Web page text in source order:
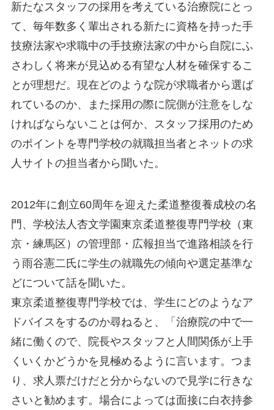
新たなスタッフの採用を考えている治療院にとっ
て、毎年数多く輩出される新たに資格を持った手
技療法家や求職中の手技療法家の中から自院にふ
さわしく将来が見込める有望な人材を確保するこ
とが理想だ。現在どのような院が求職者から選ば
れているのか、また採用の際に院側が注意をしな
ければならないことは何か、スタッフ採用のため
のポイントを専門学校の就職担当者とネットの求
人サイトの担当者から聞いた。
2012年に創立60周年を迎えた柔道整復養成校の名
門、学校法人杏文学園東京柔道整復専門学校（東
京・練馬区）の管理部・広報担当で進路相談を行
う雨谷憲二氏に学生の就職先の傾向や選定基準な
どについて話を聞いた。
東京柔道整復専門学校では、学生にどのようなア
ドバイスをするのか尋ねると、「治療院の中で一
緒に働くので、院長やスタッフと人間関係が上手
くいくかどうかを見極めるように言います。つま
り、求人票だけだと分からないので見学に行きな
さいと勧めます。場合によっては面接に白衣持参